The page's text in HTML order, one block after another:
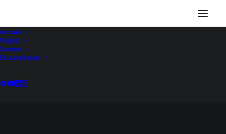
Accueil
Projets
Contact
En savoir plus